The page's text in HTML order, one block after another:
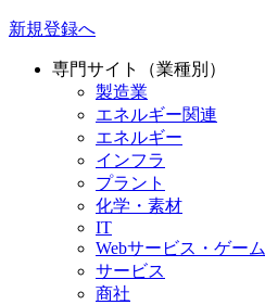
新規登録へ
専門サイト（業種別）
製造業
エネルギー関連
エネルギー
インフラ
プラント
化学・素材
IT
Webサービス・ゲーム
サービス
商社